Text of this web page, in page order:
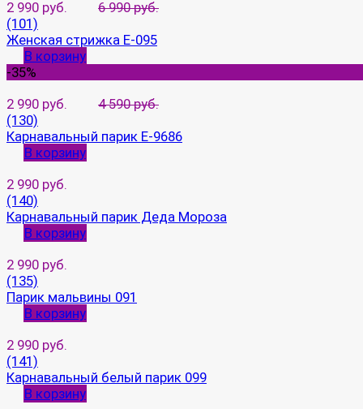
2 990 руб.
6 990 руб.
(101)
Женская стрижка E-095
В корзину
-35%
2 990 руб.
4 590 руб.
(130)
Карнавальный парик E-9686
В корзину
2 990 руб.
(140)
Карнавальный парик Деда Мороза
В корзину
2 990 руб.
(135)
Парик мальвины 091
В корзину
2 990 руб.
(141)
Карнавальный белый парик 099
В корзину